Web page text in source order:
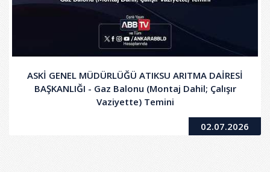
ASKİ GENEL MÜDÜRLÜĞÜ ATIKSU ARITMA DAİRESİ
BAŞKANLIĞI - Gaz Balonu (Montaj Dahil; Çalışır
Vaziyette) Temini
02.07.2026